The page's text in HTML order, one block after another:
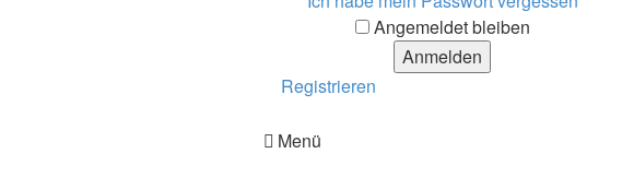
Angemeldet bleiben
Registrieren
Menü